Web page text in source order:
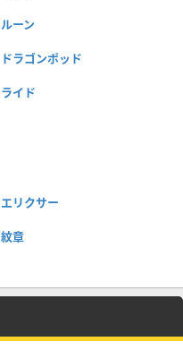
ルーン
ドラゴンポッド
ライド
エリクサー
紋章